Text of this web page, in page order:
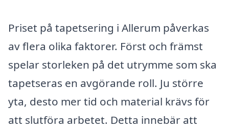
Priset på tapetsering i Allerum påverkas
av flera olika faktorer. Först och främst
spelar storleken på det utrymme som ska
tapetseras en avgörande roll. Ju större
yta, desto mer tid och material krävs för
att slutföra arbetet. Detta innebär att